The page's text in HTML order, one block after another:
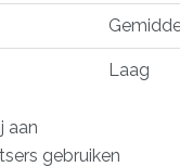
Laag
aan
gebruiken